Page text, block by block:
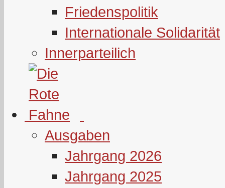
Friedenspolitik
Internationale Solidarität
Innerparteilich
Ausgaben
Jahrgang 2026
Jahrgang 2025